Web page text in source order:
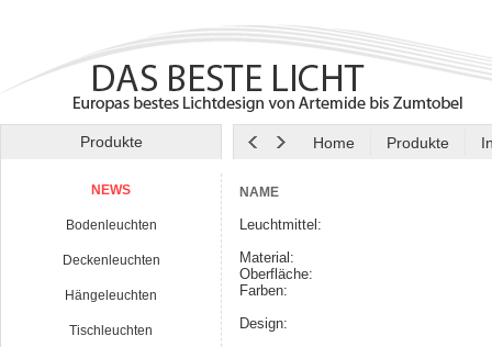
Produkte Home Produkte
NEWS
Bodenleuchten
Deckenleuchten
Hängeleuchten
Tischleuchten
NAME
Leuchtmittel:
Material:
Oberfläche:
Farben:
Design: